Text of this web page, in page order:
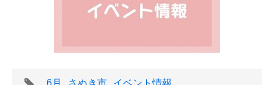
タ
6月 さぬき市
イベント情報